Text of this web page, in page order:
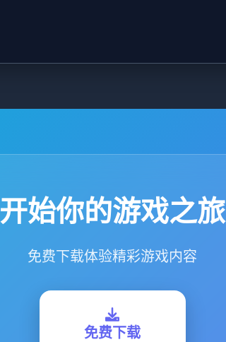
开始你的游戏之旅
免费下载体验精彩游戏内容
免费下载